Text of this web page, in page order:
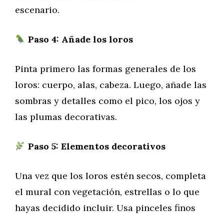
escenario.
Paso 4: Añade los loros
Pinta primero las formas generales de los
loros: cuerpo, alas, cabeza. Luego, añade las
sombras y detalles como el pico, los ojos y
las plumas decorativas.
Paso 5: Elementos decorativos
Una vez que los loros estén secos, completa
el mural con vegetación, estrellas o lo que
hayas decidido incluir. Usa pinceles finos